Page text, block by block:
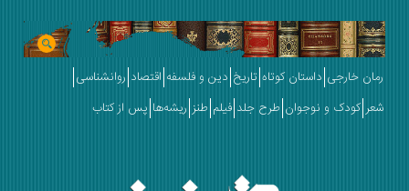
خارجی داستان کوتاه تاریخ دین و فلسفه اقتصاد روانشناسی
کودک و نوجوان طرح جلد فیلم طنز ریشه‌ها پس از کتاب